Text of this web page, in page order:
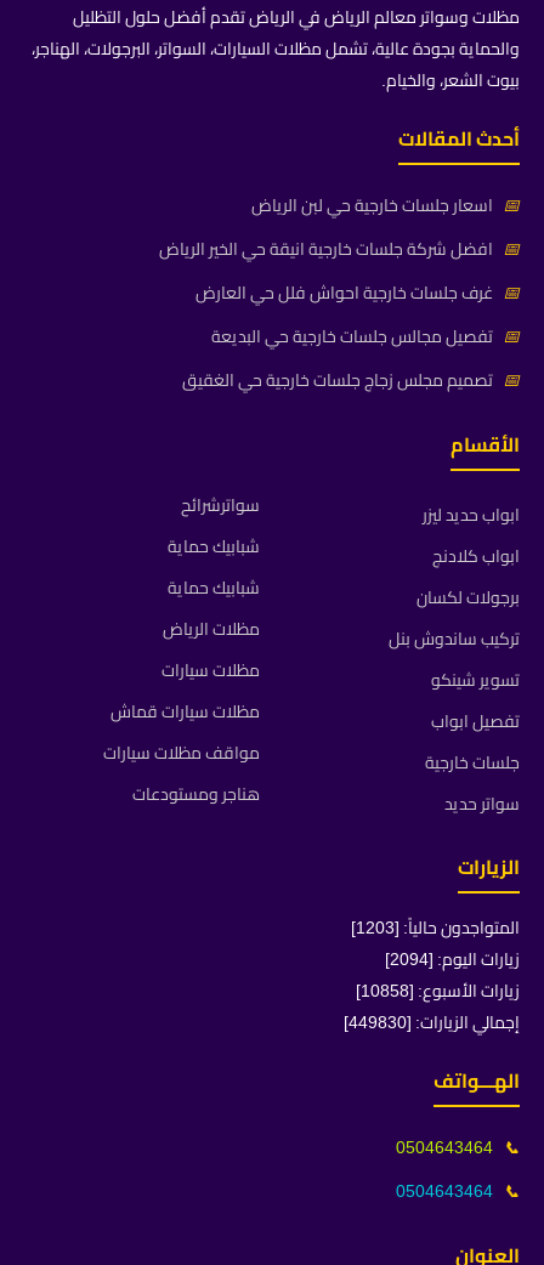
مظلات وسواتر معالم الرياض في الرياض تقدم أفضل حلول التظليل
والحماية بجودة عالية، تشمل مظلات السيارات، السواتر، البرجولات، الهناجر،
بيوت الشعر، والخيام.
أحدث المقالات
📅 اسعار جلسات خارجية حي لبن الرياض
📅 افضل شركة جلسات خارجية انيقة حي الخير الرياض
📅 غرف جلسات خارجية احواش فلل حي العارض
📅 تفصيل مجالس جلسات خارجية حي البديعة
📅 تصميم مجلس زجاج جلسات خارجية حي الغقيق
الأقسام
ابواب حديد ليزر
ابواب كلادنج
برجولات لكسان
تركيب ساندوش بنل
تسوير شينكو
تفصيل ابواب
جلسات خارجية
سواتر حديد
سواترشرائح
شبابيك حماية
شبابيك حماية
مظلات الرياض
مظلات سيارات
مظلات سيارات قماش
مواقف مظلات سيارات
هناجر ومستودعات
الزيارات
المتواجدون حالياً: [1203]
زيارات اليوم: [2094]
زيارات الأسبوع: [10858]
إجمالي الزيارات: [449830]
الهـــواتف
📞
0504643464
📞
0504643464
العنوان